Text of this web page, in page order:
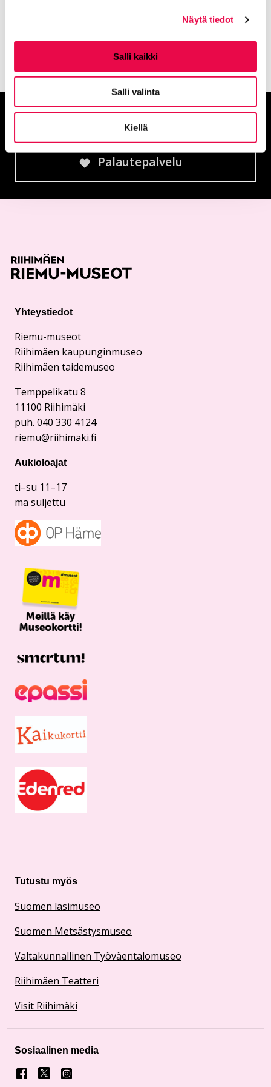
Näytä tiedot
Salli kaikki
Salli valinta
Kiellä
Anna palautetta
Palautepalvelu
Siirtyy ulkoiselle
Yhteystiedot
Riemu-museot
Riihimäen kaupunginmuseo
Riihimäen taidemuseo
Temppelikatu 8
11100 Riihimäki
puh. 040 330 4124
riemu@riihimaki.fi
Aukioloajat
ti–su 11–17
ma suljettu
Tutustu myös
Suomen lasimuseo
Suomen Metsästysmuseo
Valtakunnallinen Työväentalomuseo
Riihimäen Teatteri
Visit Riihimäki
Sosiaalinen media
Facebook
X Instagram